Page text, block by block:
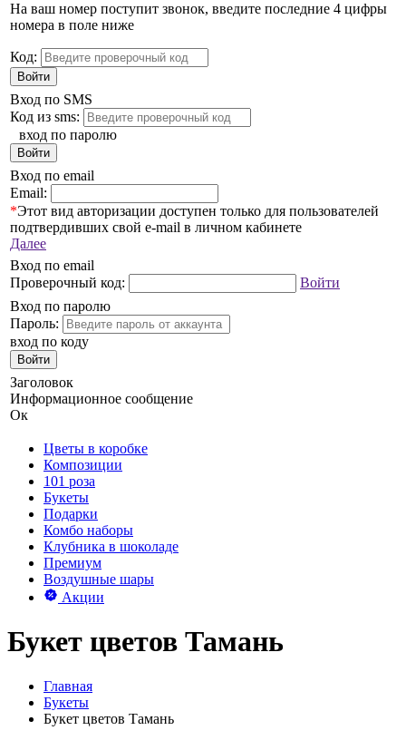
На ваш номер поступит звонок, введите последние 4 цифры
номера в поле ниже
Код:
Войти
Вход по SMS
Код из sms:
вход по паролю
Войти
Вход по email
Email:
*Этот вид авторизации доступен только для пользователей
подтвердивших свой e-mail в личном кабинете
Далее
Вход по email
Проверочный код:
Войти
Вход по паролю
Пароль:
вход по коду
Войти
Заголовок
Информационное сообщение
Ок
Цветы в коробке
Композиции
101 роза
Букеты
Подарки
Комбо наборы
Клубника в шоколаде
Премиум
Воздушные шары
Акции
Букет цветов Тамань
Главная
Букеты
Букет цветов Тамань